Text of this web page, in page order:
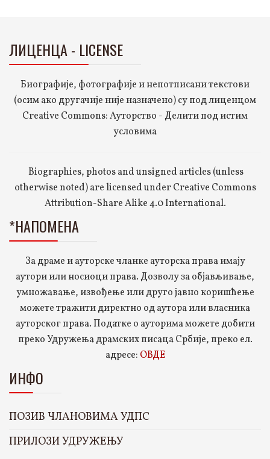
ЛИЦЕНЦА - LICENSE
Биографије, фотографије и непотписани текстови
(осим ако другачије није назначено) су под лиценцом
Creative Commons: Ауторство - Делити под истим
условима
Biographies, photos and unsigned articles (unless
otherwise noted) are licensed under Creative Commons
Attribution-Share Alike 4.0 International.
*НАПОМЕНА
За драме и ауторске чланке ауторска права имају
аутори или носиоци права. Дозволу за објављивање,
умножавање, извођење или друго јавно коришћење
можете тражити директно од аутора или власника
ауторског права. Податке о ауторима можете добити
преко Удружења драмских писаца Србије, преко ел.
адресе: ОВДЕ
ИНФО
ПОЗИВ ЧЛАНОВИМА УДПС
ПРИЛОЗИ УДРУЖЕЊУ